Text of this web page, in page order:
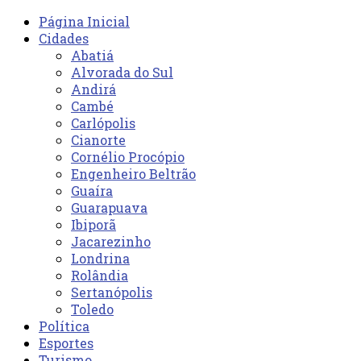
Página Inicial
Cidades
Abatiá
Alvorada do Sul
Andirá
Cambé
Carlópolis
Cianorte
Cornélio Procópio
Engenheiro Beltrão
Guaíra
Guarapuava
Ibiporã
Jacarezinho
Londrina
Rolândia
Sertanópolis
Toledo
Política
Esportes